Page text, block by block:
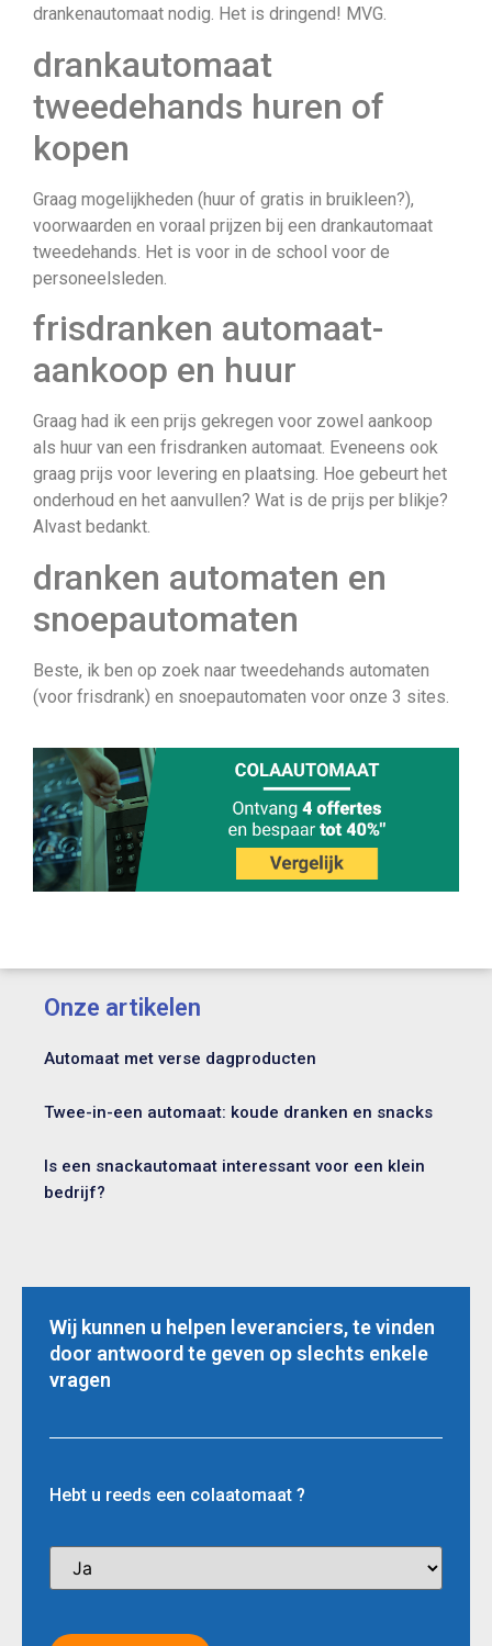
drankenautomaat nodig. Het is dringend! MVG.
drankautomaat
tweedehands huren of
kopen
Graag mogelijkheden (huur of gratis in bruikleen?),
voorwaarden en voraal prijzen bij een drankautomaat
tweedehands. Het is voor in de school voor de
personeelsleden.
frisdranken automaat-
aankoop en huur
Graag had ik een prijs gekregen voor zowel aankoop
als huur van een frisdranken automaat. Eveneens ook
graag prijs voor levering en plaatsing. Hoe gebeurt het
onderhoud en het aanvullen? Wat is de prijs per blikje?
Alvast bedankt.
dranken automaten en
snoepautomaten
Beste, ik ben op zoek naar tweedehands automaten
(voor frisdrank) en snoepautomaten voor onze 3 sites.
Onze artikelen
Automaat met verse dagproducten
Twee-in-een automaat: koude dranken en snacks
Is een snackautomaat interessant voor een klein
bedrijf?
Wij kunnen u helpen leveranciers, te vinden
door antwoord te geven op slechts enkele
vragen
Hebt u reeds een colaatomaat ?